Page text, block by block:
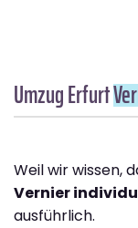
Umzug Erfurt
Weil wir wissen,
Vernier
ausführlich.